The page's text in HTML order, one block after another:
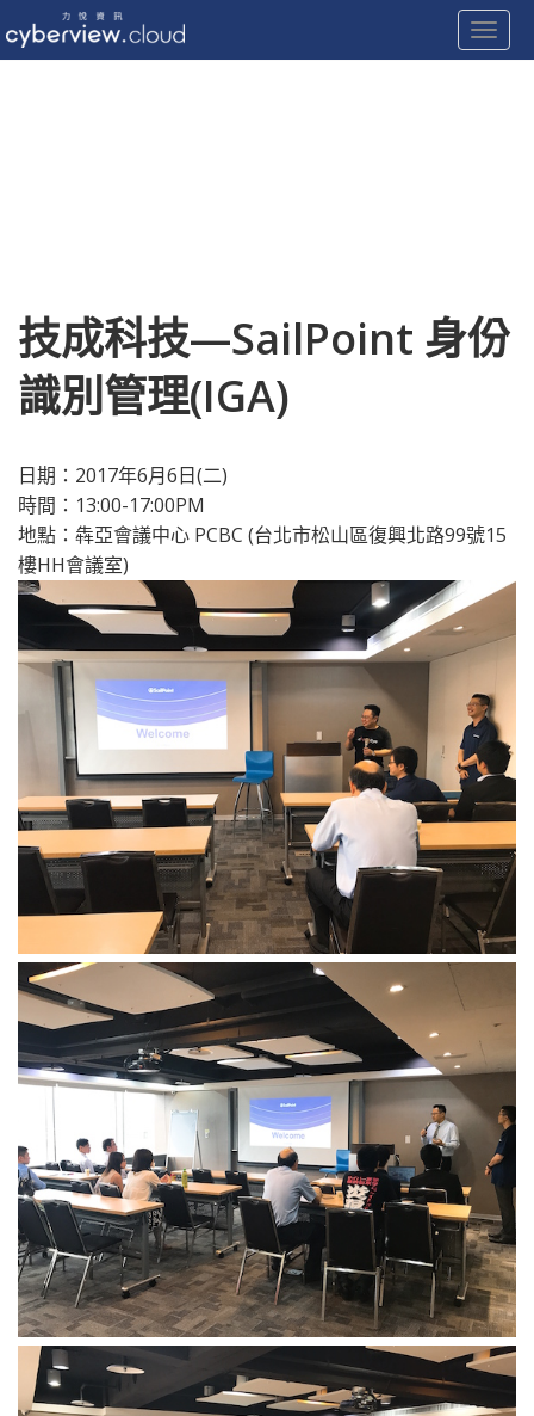
技成科技—SailPoint 身份
識別管理(IGA)
日期：2017年6月6日(二)
時間：13:00-17:00PM
地點：犇亞會議中心 PCBC (台北市松山區復興北路99號15
樓HH會議室)